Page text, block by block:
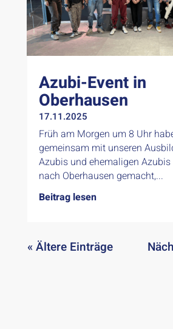
Azubi-Event in
Oberhausen
17.11.2025
Früh am Morgen um 8 Uhr
gemeinsam mit unseren
Azubis und ehemaligen Azubis
nach Oberhausen gemacht,...
Beitrag lesen
« Ältere Einträge